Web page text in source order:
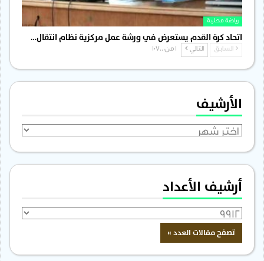
رياضة محلية
اتحاد كرة القدم يستعرض في ورشة عمل مركزية نظام انتقال…
السابق التالي
الأرشيف
الأرشيف
أرشيف الأعداد